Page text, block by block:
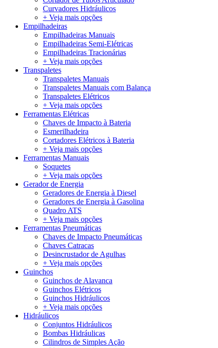
Curvadores Hidráulicos
+ Veja mais opções
Empilhadeiras
Empilhadeiras Manuais
Empilhadeiras Semi-Elétricas
Empilhadeiras Tracionárias
+ Veja mais opções
Transpaletes
Transpaletes Manuais
Transpaletes Manuais com Balança
Transpaletes Elétricos
+ Veja mais opções
Ferramentas Elétricas
Chaves de Impacto à Bateria
Esmerilhadeira
Cortadores Elétricos à Bateria
+ Veja mais opções
Ferramentas Manuais
Soquetes
+ Veja mais opções
Gerador de Energia
Geradores de Energia à Diesel
Geradores de Energia à Gasolina
Quadro ATS
+ Veja mais opções
Ferramentas Pneumáticas
Chaves de Impacto Pneumáticas
Chaves Catracas
Desincrustador de Agulhas
+ Veja mais opções
Guinchos
Guinchos de Alavanca
Guinchos Elétricos
Guinchos Hidráulicos
+ Veja mais opções
Hidráulicos
Conjuntos Hidráulicos
Bombas Hidráulicas
Cilindros de Simples Ação